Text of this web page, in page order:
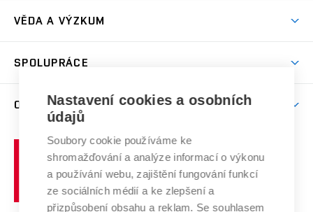
Sport na VUT
Dny otevřených dveří
Celoživotní vzdělávání
E-přihláška
Harmonogram akademického roku
Závěrečné práce
Doktorské studium
Zpracování osobních údajů studentů
Sociální bezpečí
Studium bez bariér
Podpora podnikání
VĚDA A VÝZKUM
Mezinárodní vědecká rada
Systém zajišťování kvality výzkumu
Výzkumné infrastruktury
Transfer znalostí
Open Science
SPOLUPRÁCE
Firemní spolupráce
Zahraniční spolupráce
Spolupráce se školami
Mezinárodní dohody
O UNIVERZITĚ
Profil univerzity
Udržitelná univerzita
Podnikavá univerzita / ContriBUTe
Bezpečná univerzita
učení
technické
Nastavení cookies a osobních
údajů
Soubory cookie používáme ke
shromažďování a analýze informací o výkonu
a používání webu, zajištění fungování funkcí
ze sociálních médií a ke zlepšení a
přizpůsobení obsahu a reklam. Se souhlasem